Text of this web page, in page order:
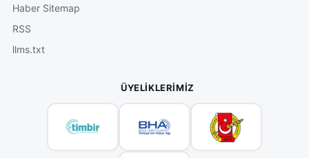
Haber Sitemap
RSS
llms.txt
ÜYELIKLERIMIZ